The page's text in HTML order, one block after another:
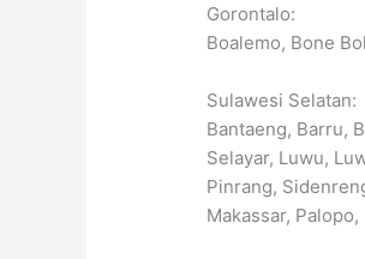
Gorontalo:
Boalemo, Bone
Sulawesi Selatan:
Bantaeng, Barru,
Selayar, Luwu,
Pinrang,
Makassar,